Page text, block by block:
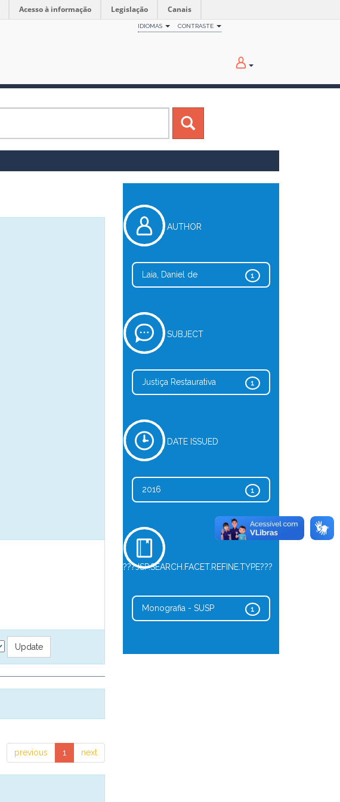
Acesso à informação Legislação Canais
IDIOMAS CONTRASTE
previous 1 next
AUTHOR
1
Laia, Daniel de
SUBJECT
1
Justiça Restaurativa
DATE ISSUED
1
2016
???JSP.SEARCH.FACET.REFINE.TYPE???
1
Monografia - SUSP